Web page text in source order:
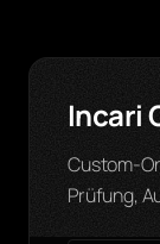
Incari
Custom-
Prüfung,